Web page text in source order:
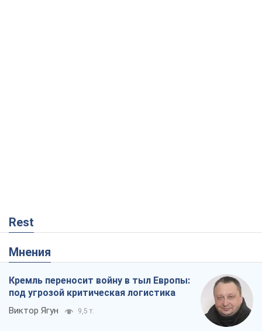
Rest
Мнения
Кремль переносит войну в тыл Европы:
под угрозой критическая логистика
Виктор Ягун 9,5 т.